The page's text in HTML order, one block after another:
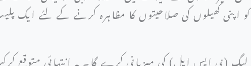
اپنی کھیلوں کی صلاحیتوں کا مظاہرہ کرنے کے لئے ایک
پاکستان سپر لیگ (پی ایس ایل) کی میزبانی کرے گا۔ یہ انتہائی متوقع